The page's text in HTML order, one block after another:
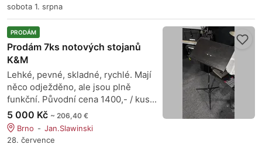
sobota 1. srpna
PRODÁM
Prodám 7ks notových stojanů
K&M
Lehké, pevné, skladné, rychlé. Mají
něco odježděno, ale jsou plně
funkční. Původní cena 1400,- / kus...
5 000 Kč ~ 206,40 €
Brno
Jan.Slawinski
28. července